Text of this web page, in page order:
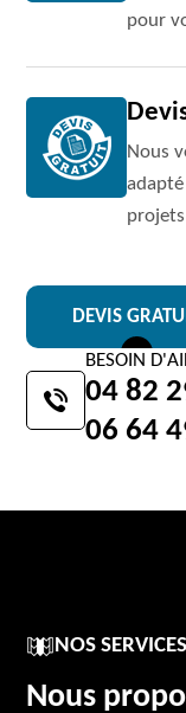
pour
Nous
DEVIS
BESOIN
04 82
06 64
NOS SERVICES
Nous